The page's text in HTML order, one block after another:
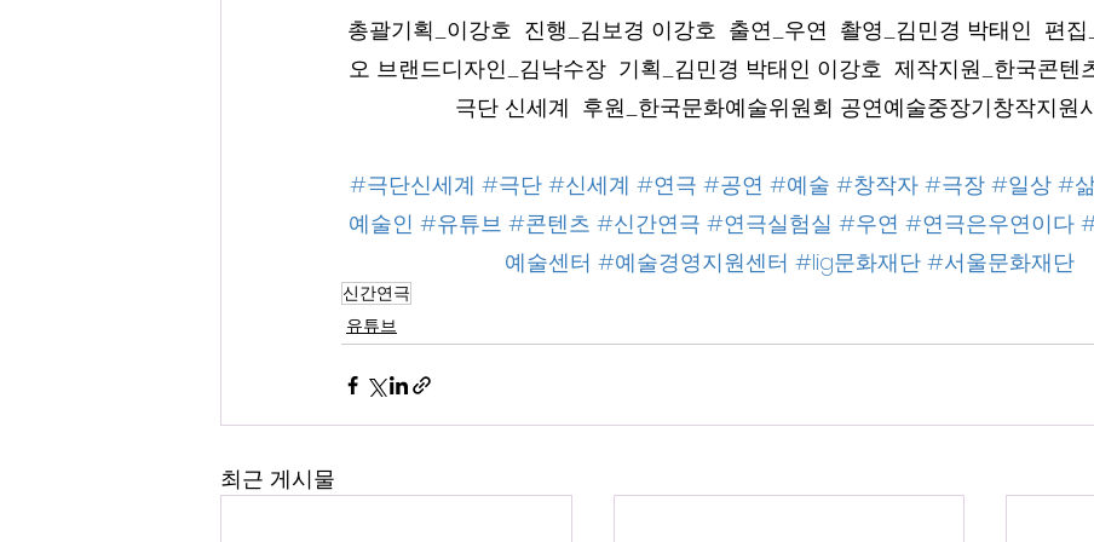
총괄기획_이강호  진행_김보경 이강호  출연_우연  촬영_김민경 박태인  편
오 브랜드디자인_김낙수장  기획_김민경 박태인 이강호  제작지원_한국콘텐
극단 신세계  후원_한국문화예술위원회 공연예술중장기창작지원
#극단신세계 #극단 #신세계 #연극 #공연 #예술 #창작자 #극장 #일상 #
예술인 #유튜브 #콘텐츠 #신간연극 #연극실험실 #우연 #연극은우연이다
예술센터 #예술경영지원센터 #lig문화재단 #서울문화재단
신간연극
유튜브
최근 게시물